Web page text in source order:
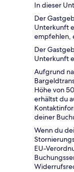
In dieser
Der
Unterkunft
empfehlen,
Der
Unterkunft
Aufgrund
Höhe von
erhältst du
deiner
Wenn du
EU-